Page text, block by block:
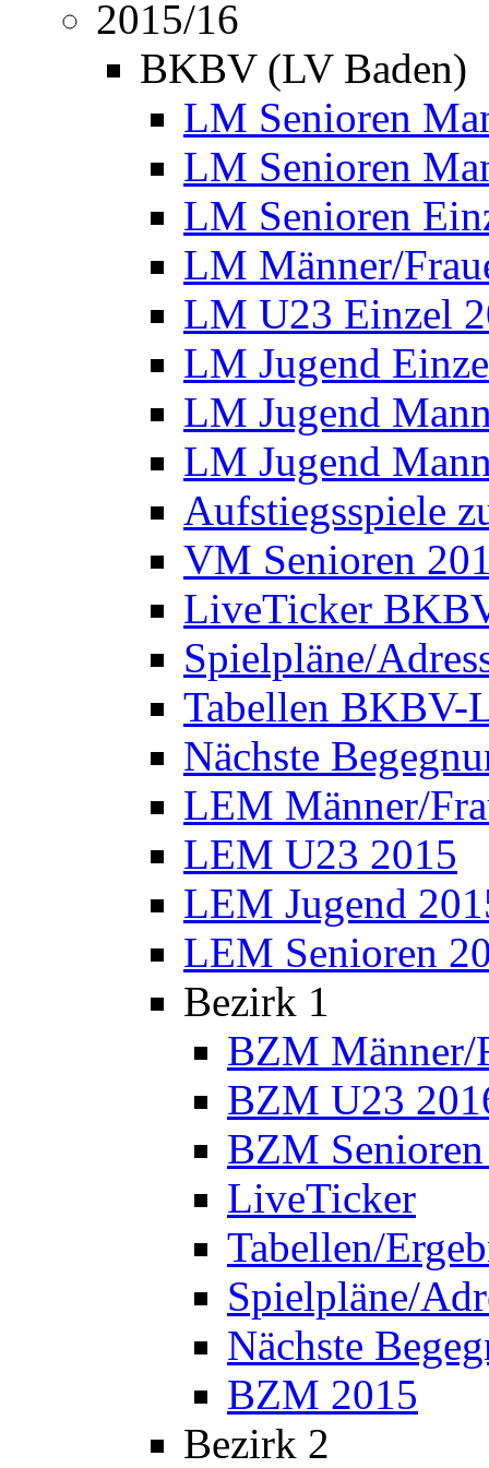
2015/16
BKBV (LV Baden)
LM Senioren
LM Senioren
LM Senioren
LM Männer/
LM U23 Einzel
LM Jugend
LM Jugend
LM Jugend
Aufstiegsspiele
VM Senioren
LiveTicker
Spielpläne/
Tabellen BKBV-
Nächste
LEM Männer/
LEM U23 2015
LEM Jugend
LEM Senioren
Bezirk 1
BZM Männer/
BZM U23
BZM
LiveTicker
Tabellen/
Spielpläne/
Nächste
BZM 2015
Bezirk 2